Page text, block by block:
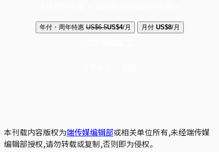
年付・周年特惠 US$6.5US$4/月 月付 US$8/月
本刊载内容版权为端传媒编辑部或相关单位所有,未经端传媒
编辑部授权,请勿转载或复制,否则即为侵权。